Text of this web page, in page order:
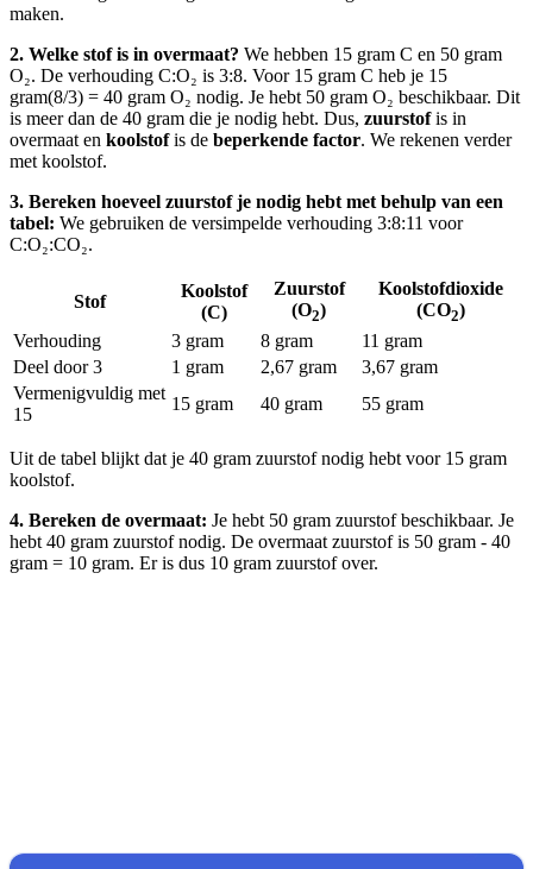
maken.
2. Welke stof is in overmaat? We hebben 15 gram C en 50 gram
O₂. De verhouding C:O₂ is 3:8. Voor 15 gram C heb je 15
gram(8/3) = 40 gram O₂ nodig. Je hebt 50 gram O₂ beschikbaar. Dit
is meer dan de 40 gram die je nodig hebt. Dus, zuurstofis in
overmaat en koolstofis de beperkende factor. We rekenen verder
met koolstof.
3. Bereken hoeveel zuurstof je nodig hebt met behulp van een
tabel: We gebruiken de versimpelde verhouding 3:8:11 voor
C:O₂:CO₂.
Stof
Koolstof
(C)
Zuurstof
(O2)
Koolstofdioxide
(CO2)
Verhouding
3 gram 8 gram
11 gram
Deel door 3
1 gram 2,67 gram
3,67 gram
Vermenigvuldig met
15
15 gram 40 gram 55 gram
Uit de tabel blijkt dat je 40 gram zuurstof nodig hebt voor 15 gram
koolstof.
4. Bereken de overmaat: Je hebt 50 gram zuurstof beschikbaar. Je
hebt 40 gram zuurstof nodig. De overmaat zuurstof is 50 gram - 40
gram = 10 gram. Er is dus 10 gram zuurstof over.